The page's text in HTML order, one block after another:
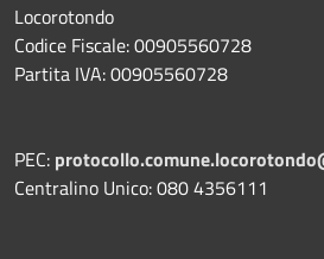
Locorotondo
Codice Fiscale: 00905560728
Partita IVA: 00905560728
PEC:
Centralino Unico: 080 4356111